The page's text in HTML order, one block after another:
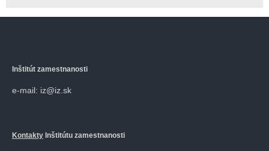
Inštitút zamestnanosti
e-mail: iz@iz.sk
Kontakty Inštitútu zamestnanosti